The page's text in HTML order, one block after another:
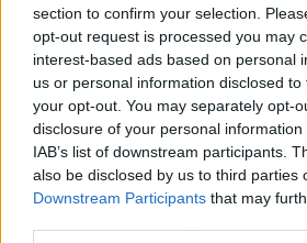
section to confirm your selection.
opt-out request is processed you may
interest-based ads based on personal
us or personal information disclosed
your opt-out. You may separately opt-
disclosure of your personal
IAB’s list of downstream participants.
also be disclosed by us to third parties
Downstream Participants that may
Categoría
Impacto en
Campillo de
Arenas
Predominio
del Apellido
Superior al
75% (Castillo)
Uso de
Imprescindib
le para el
correo